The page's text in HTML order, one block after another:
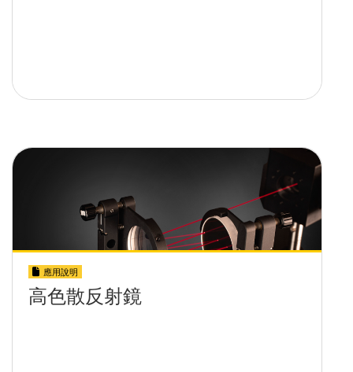
應用說明
高色散反射鏡